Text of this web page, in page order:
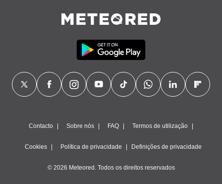
Contacto Sobre nós FAQ Termos de utilização
Cookies Política de privacidade Definições de privacidade
© 2026 Meteored. Todos os direitos reservados